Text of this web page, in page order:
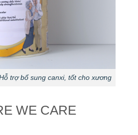
trợ bổ sung canxi, tốt cho xương
WE CARE